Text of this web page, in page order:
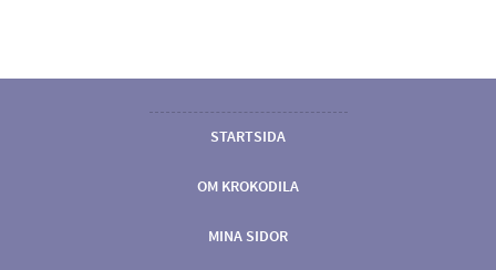
STARTSIDA
OM KROKODILA
MINA SIDOR